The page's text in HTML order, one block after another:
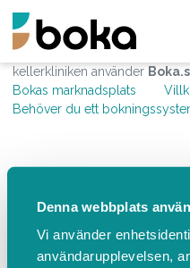
Denna webbplats
Vi använder
användarupplevelsen,
kellerkliniken använder
Bokas marknadsplats
Behöver du ett